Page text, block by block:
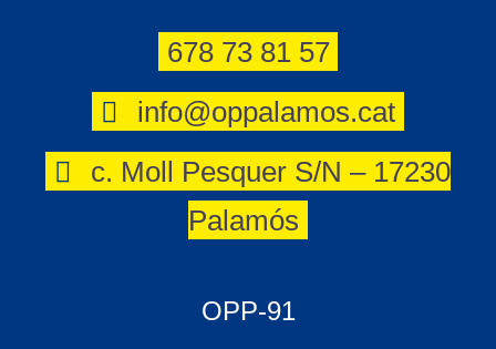
678 73 81 57
info@oppalamos.cat
c. Moll Pesquer S/N – 17230
Palamós
OPP-91